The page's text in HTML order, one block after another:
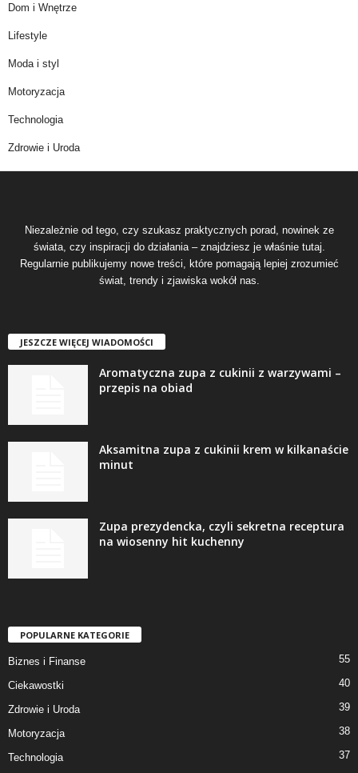
Dom i Wnętrze
Lifestyle
Moda i styl
Motoryzacja
Technologia
Zdrowie i Uroda
Niezależnie od tego, czy szukasz praktycznych porad, nowinek ze
świata, czy inspiracji do działania – znajdziesz je właśnie tutaj.
Regularnie publikujemy nowe treści, które pomagają lepiej zrozumieć
świat, trendy i zjawiska wokół nas.
JESZCZE WIĘCEJ WIADOMOŚCI
Aromatyczna zupa z cukinii z warzywami –
przepis na obiad
Aksamitna zupa z cukinii krem w kilkanaście
minut
Zupa prezydencka, czyli sekretna receptura
na wiosenny hit kuchenny
POPULARNE KATEGORIE
Biznes i Finanse 55
Ciekawostki 40
Zdrowie i Uroda 39
Motoryzacja 38
Technologia 37